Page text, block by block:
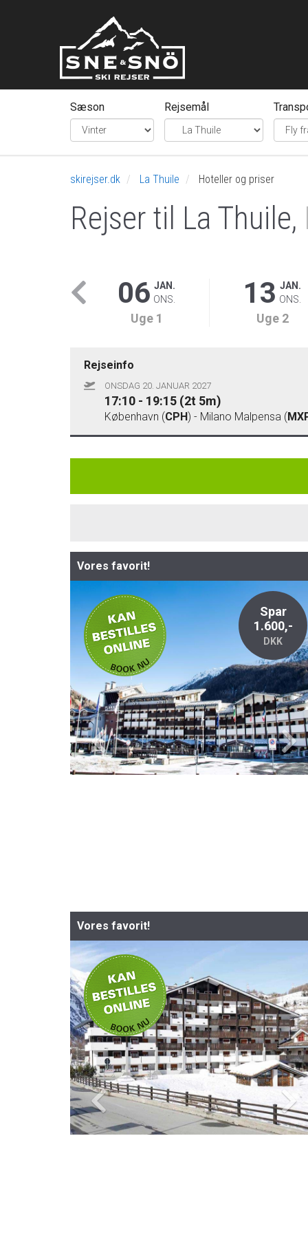
Sæson Rejsemål
skirejser.dk La Thuile Hoteller og priser
Rejser til La Thuile,
06 JAN.
ONS.
Uge 1
13 JAN.
ONS.
Uge 2
Rejseinfo
ONSDAG 20. JANUAR 2027
17:10 - 19:15 (2t 5m)
København (CPH) - Milano Malpensa (
Vores favorit!
Privat
Spar
1.600,-
DKK
Vores favorit!
-